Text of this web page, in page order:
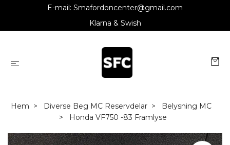
E-mail: Smafordoncenter@gmail.com
Klarna & Swish
Hem Diverse Beg MC Reservdelar
Belysning MC
Honda VF750 -83 Framlyse